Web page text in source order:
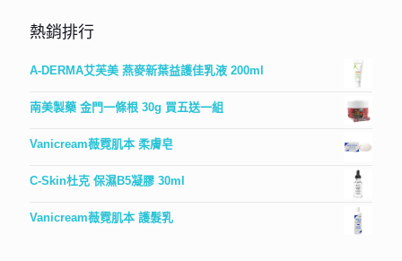
熱銷排行
A-DERMA艾芙美 燕麥新葉益護佳乳液 200ml
南美製藥 金門一條根 30g 買五送一組
Vanicream薇霓肌本 柔膚皂
C-Skin杜克 保濕B5凝膠 30ml
Vanicream薇霓肌本 護髮乳